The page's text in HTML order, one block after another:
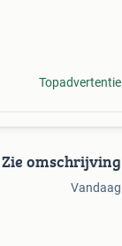
Topadvertentie
Zie omschrijving
Vandaag